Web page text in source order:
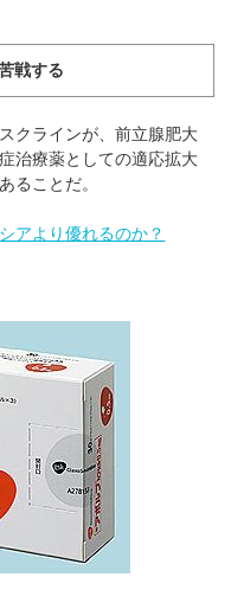
戦する
クラインが、前立腺肥大
治療薬としての適応拡大
ることだ。
アより優れるのか？